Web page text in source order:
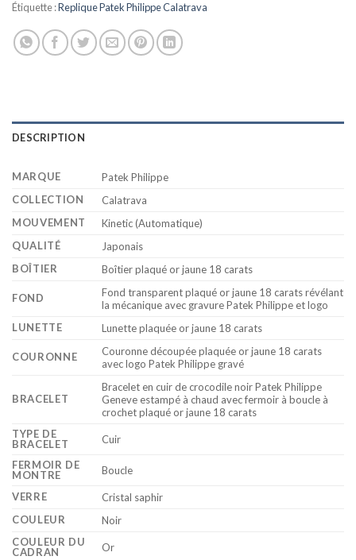
Étiquette :Replique Patek Philippe Calatrava
DESCRIPTION
MARQUE
Patek Philippe
COLLECTION
Calatrava
MOUVEMENT
Kinetic (Automatique)
QUALITÉ
Japonais
BOÎTIER
Boîtier plaqué or jaune 18 carats
FOND
Fond transparent plaqué or jaune 18 carats révélant
la mécanique avec gravure Patek Philippe et logo
LUNETTE
Lunette plaquée or jaune 18 carats
COURONNE
Couronne découpée plaquée or jaune 18 carats
avec logo Patek Philippe gravé
BRACELET
Bracelet en cuir de crocodile noir Patek Philippe
Geneve estampé à chaud avec fermoir à boucle à
crochet plaqué or jaune 18 carats
TYPE DE
BRACELET
Cuir
FERMOIR DE
MONTRE
Boucle
VERRE
Cristal saphir
COULEUR
Noir
COULEUR DU
CADRAN
Or